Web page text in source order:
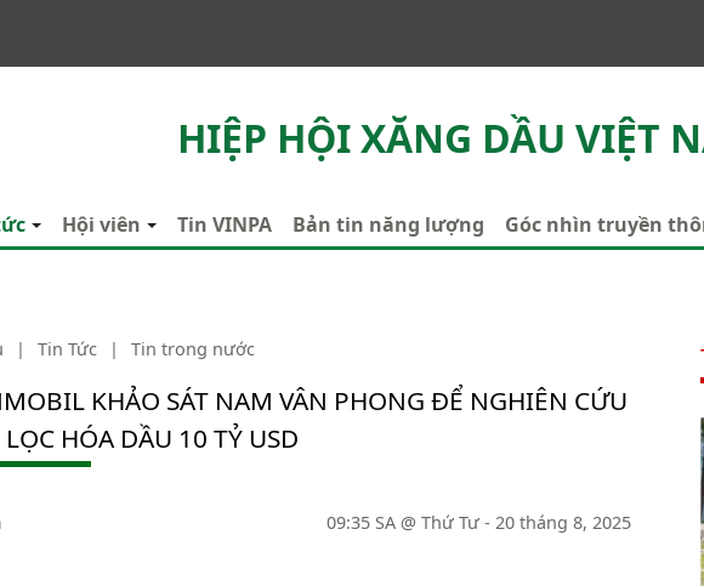
HIỆP HỘI XĂNG DẦU VIỆT
Hội viên Tin VINPA Bản tin năng lượng Góc nhìn truyền
| Tin Tức | Tin trong nước
KHẢO SÁT NAM VÂN PHONG ĐỂ NGHIÊN CỨU
HÓA DẦU 10 TỶ USD
09:35 SA @ Thứ Tư - 20 tháng 8, 2025